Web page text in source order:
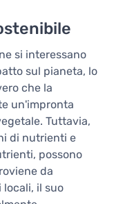
si interessano
sul pianeta, lo
che la
un'impronta
Tuttavia,
di nutrienti e
possono
da
il suo